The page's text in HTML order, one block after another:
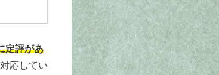
定評があ
応してい